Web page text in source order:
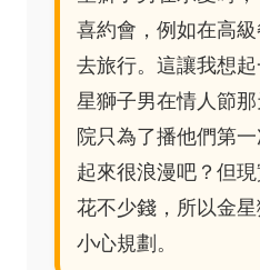
喜約會，例如在高
去旅行。這讓我想
星獅子男在情人節
院只為了播他們第
起來很浪漫吧？但
花不少錢，所以金
小心規劃。